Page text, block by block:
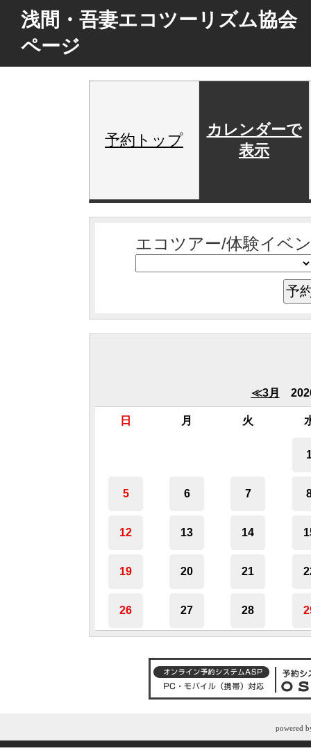
浅間・吾妻エコツーリズム協
ページ
予約トップ
カレンダーで
表示
エコツアー/体験イ
≪3月
日 月 火
5 6 7
12 13 14
19 20 21
26 27 28
powered